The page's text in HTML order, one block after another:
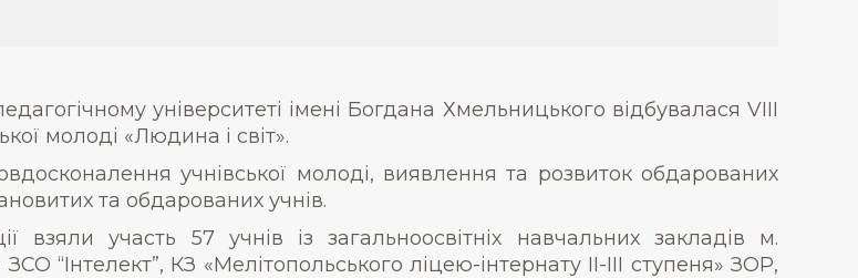
університеті імені Богдана Хмельницького відбувалася VІІІ
молоді «Людина і світ».
учнівської молоді, виявлення та розвиток обдарованих
та обдарованих учнів.
взяли участь 57 учнів із загальноосвітніх навчальних закладів м.
“Інтелект”, КЗ «Мелітопольського ліцею-інтернату ІІ-ІІІ ступеня» ЗОР,